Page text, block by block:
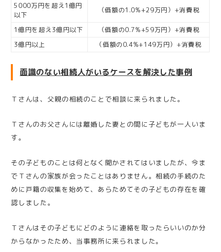
5000万円を超え1億円
以下
（価額の1.0%+29万円）+消費税
1億円を超え3億円以下
（価額の0.7%+59万円）+消費税
3億円以上
（価額の0.4%+149万円）+消費税
面識のない相続人がいるケースを解決した事例
Ｔさんは、父親の相続のことで相談に来られました。
Ｔさんのお父さんには離婚した妻との間に子どもが一人いま
す。
その子どものことは何となく聞かされてはいましたが、今ま
でＴさんの家族が会ったことはありません。相続の手続のた
めに戸籍の収集を始めて、あらためてその子どもの存在を確
認しました。
Ｔさんはその子どもにどのように連絡を取ったらいいのか分
からなかったため、当事務所に来られました。